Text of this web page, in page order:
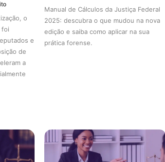
o
foi
e
de
a
Manual de Cálculos da Justiça Federal
2025: descubra o que mudou na nova
edição e saiba como aplicar na sua
prática forense.